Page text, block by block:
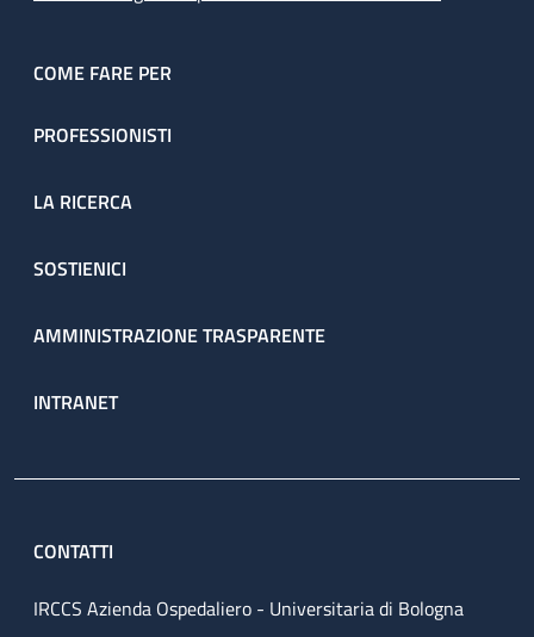
COME FARE PER
PROFESSIONISTI
LA RICERCA
SOSTIENICI
AMMINISTRAZIONE TRASPARENTE
INTRANET
CONTATTI
IRCCS Azienda Ospedaliero - Universitaria di Bologna